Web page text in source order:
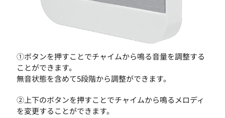
①ボタンを押すことでチャイムから鳴る音量を調整する
ことができます。
無音状態を含めて5段階から調整ができます。
②上下のボタンを押すことでチャイムから鳴るメロディ
を変更することができます。